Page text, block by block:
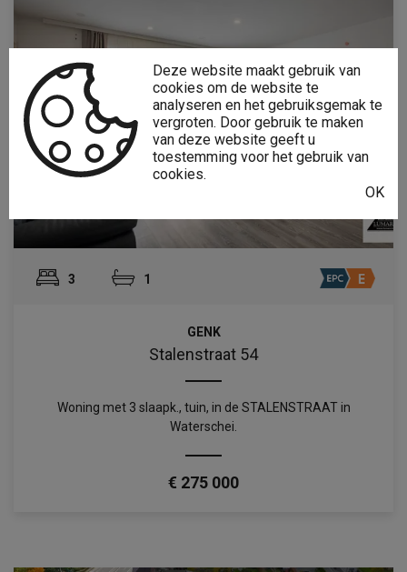
3 1
GENK
Stalenstraat 54
Woning met 3 slaapk., tuin, in de STALENSTRAAT in
Waterschei.
€ 275 000
Deze website maakt gebruik van
cookies om de website te
analyseren en het gebruiksgemak te
vergroten. Door gebruik te maken
van deze website geeft u
toestemming voor het gebruik van
cookies.
OK